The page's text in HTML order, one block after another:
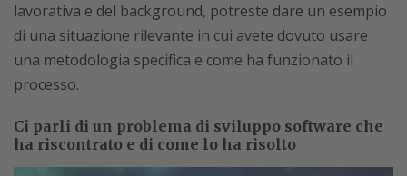
lavorativa e del background, potreste dare un esempio
di una situazione rilevante in cui avete dovuto usare
una metodologia specifica e come ha funzionato il
processo.
Ci parli di un problema di sviluppo software che
ha riscontrato e di come lo ha risolto